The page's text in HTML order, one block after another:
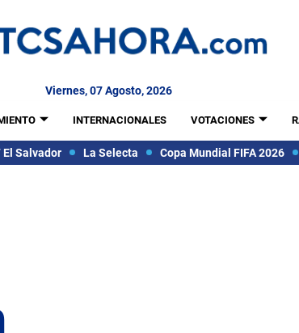
Viernes, 07 Agosto, 2026
INTERNACIONALES VOTACIONES
El Salvador La Selecta Copa Mundial FIFA 2026